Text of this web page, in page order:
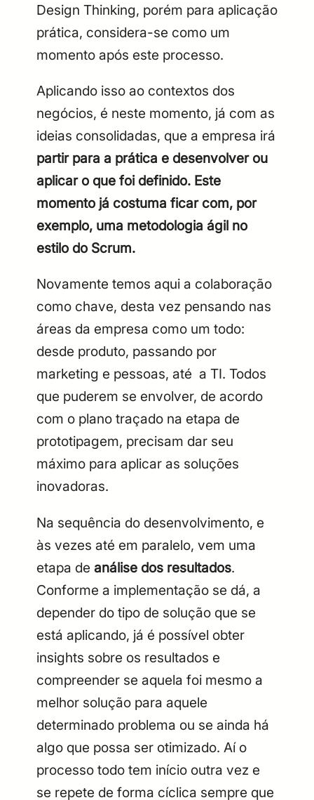
Design Thinking, porém para aplicação
prática, considera-se como um
momento após este processo.
Aplicando isso ao contextos dos
negócios, é neste momento, já com as
ideias consolidadas, que a empresa irá
partir para a prática e desenvolver ou
aplicar o que foi definido. Este
momento já costuma ficar com, por
exemplo, uma metodologia ágil no
estilo do Scrum.
Novamente temos aqui a colaboração
como chave, desta vez pensando nas
áreas da empresa como um todo:
desde produto, passando por
marketing e pessoas, até a TI. Todos
que puderem se envolver, de acordo
com o plano traçado na etapa de
prototipagem, precisam dar seu
máximo para aplicar as soluções
inovadoras.
Na sequência do desenvolvimento, e
às vezes até em paralelo, vem uma
etapa de análise dos resultados.
Conforme a implementação se dá, a
depender do tipo de solução que se
está aplicando, já é possível obter
insights sobre os resultados e
compreender se aquela foi mesmo a
melhor solução para aquele
determinado problema ou se ainda há
algo que possa ser otimizado. Aí o
processo todo tem início outra vez e
se repete de forma cíclica sempre que